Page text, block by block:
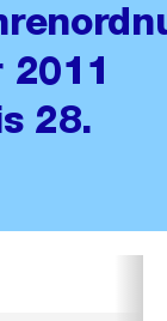
2011
28.